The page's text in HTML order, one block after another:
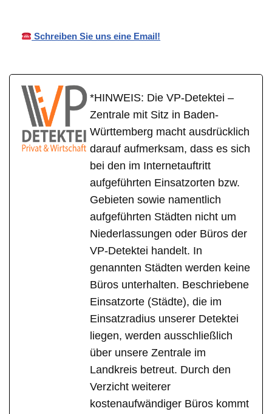
Schreiben Sie uns eine Email!
*HINWEIS: Die VP-Detektei –
Zentrale mit Sitz in Baden-
Württemberg macht ausdrücklich
darauf aufmerksam, dass es sich
bei den im Internetauftritt
aufgeführten Einsatzorten bzw.
Gebieten sowie namentlich
aufgeführten Städten nicht um
Niederlassungen oder Büros der
VP-Detektei handelt. In
genannten Städten werden keine
Büros unterhalten. Beschriebene
Einsatzorte (Städte), die im
Einsatzradius unserer Detektei
liegen, werden ausschließlich
über unsere Zentrale im
Landkreis betreut. Durch den
Verzicht weiterer
kostenaufwändiger Büros kommt